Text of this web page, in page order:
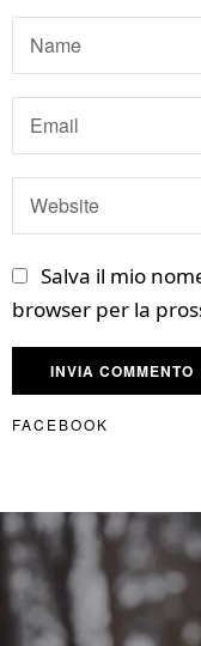
Salva il mio
browser per la
FACEBOOK